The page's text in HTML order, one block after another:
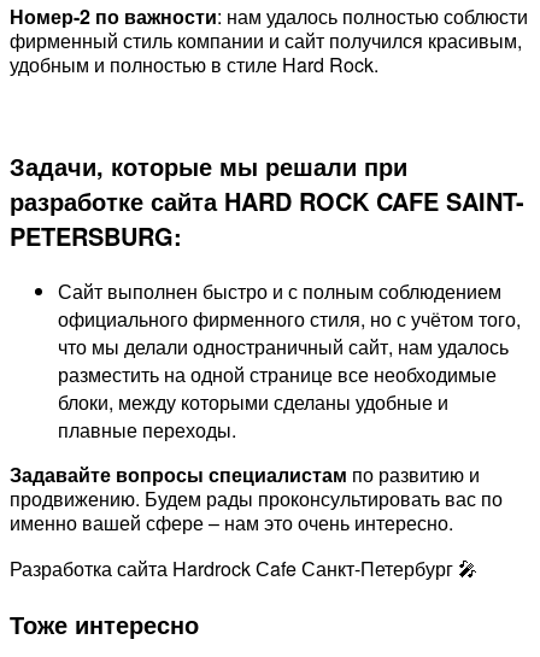
Номер-2 по важности: нам удалось полностью соблюсти
фирменный стиль компании и сайт получился красивым,
удобным и полностью в стиле Hard Rock.
Задачи, которые мы решали при
разработке сайта HARD ROCK CAFE SAINT-
PETERSBURG:
Сайт выполнен быстро и с полным соблюдением
официального фирменного стиля, но с учётом того,
что мы делали одностраничный сайт, нам удалось
разместить на одной странице все необходимые
блоки, между которыми сделаны удобные и
плавные переходы.
Задавайте вопросы специалистам по развитию и
продвижению. Будем рады проконсультировать вас по
именно вашей сфере – нам это очень интересно.
Разработка сайта Hardrock Сafe Санкт-Петербург 🎤
Тоже интересно